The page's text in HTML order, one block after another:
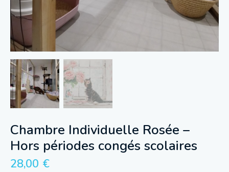
Chambre Individuelle Rosée –
Hors périodes congés scolaires
28,00 €